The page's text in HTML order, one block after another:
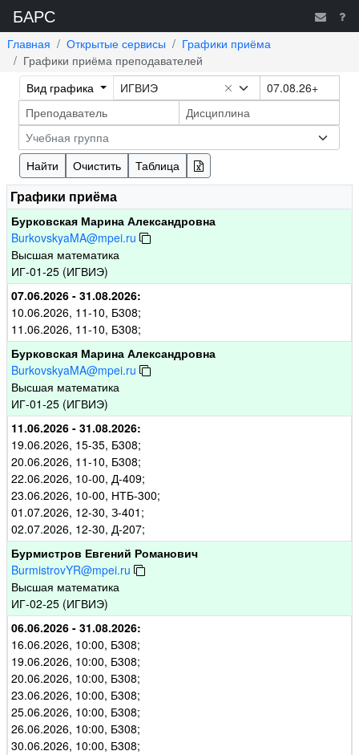
БАРС
Главная Открытые сервисы
Графики приёма
Графики приёма преподавателей
Вид графика
ИГВИЭ
Учебная группа
Найти
Очистить Таблица
Графики приёма
Бурковская Марина Александровна
BurkovskyaMA@mpei.ru
Высшая математика
ИГ-01-25 (ИГВИЭ)
07.06.2026 - 31.08.2026:
10.06.2026, 11-10, Б308;
11.06.2026, 11-10, Б308;
Бурковская Марина Александровна
BurkovskyaMA@mpei.ru
Высшая математика
ИГ-01-25 (ИГВИЭ)
11.06.2026 - 31.08.2026:
19.06.2026, 15-35, Б308;
20.06.2026, 11-10, Б308;
22.06.2026, 10-00, Д-409;
23.06.2026, 10-00, НТБ-300;
01.07.2026, 12-30, З-401;
02.07.2026, 12-30, Д-207;
Бурмистров Евгений Романович
BurmistrovYR@mpei.ru
Высшая математика
ИГ-02-25 (ИГВИЭ)
06.06.2026 - 31.08.2026:
16.06.2026, 10:00, Б308;
19.06.2026, 10:00, Б308;
20.06.2026, 10:00, Б308;
23.06.2026, 10:00, Б308;
25.06.2026, 10:00, Б308;
26.06.2026, 10:00, Б308;
30.06.2026, 10:00, Б308;